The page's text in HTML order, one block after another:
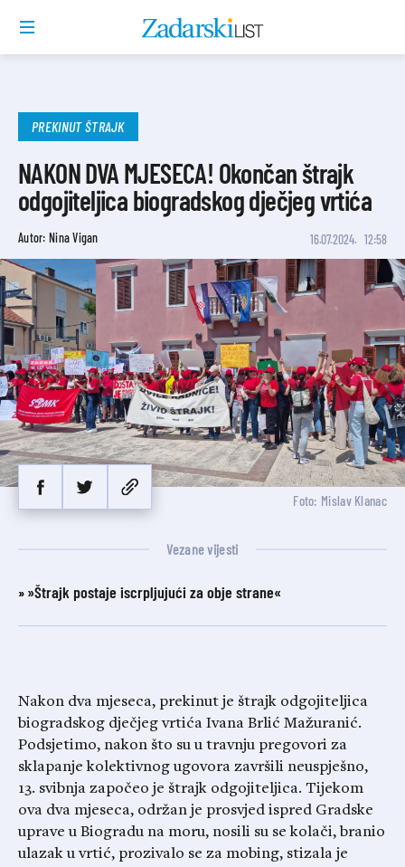
PREKINUT ŠTRAJK
NAKON DVA MJESECA! Okončan štrajk
odgojiteljica biogradskog dječjeg vrtića
Autor: Nina Vigan 16.07.2024. 12:58
Foto: Mislav Klanac
Vezane vijesti
»Štrajk postaje iscrpljujući za obje strane«
Nakon dva mjeseca, prekinut je štrajk odgojiteljica
biogradskog dječjeg vrtića Ivana Brlić Mažuranić.
Podsjetimo, nakon što su u travnju pregovori za
sklapanje kolektivnog ugovora završili neuspješno,
13. svibnja započeo je štrajk odgojiteljica. Tijekom
ova dva mjeseca, održan je prosvjed ispred Gradske
uprave u Biogradu na moru, nosili su se kolači, branio
ulazak u vrtić, prozivalo se za mobing, stizala je